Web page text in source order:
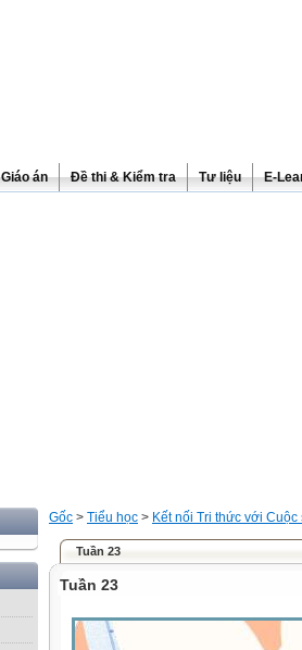
Giáo án Đề thi & Kiểm tra Tư liệu E-
Gốc > Tiểu học > Kết nối Tri thức với Cuộc
Tuần 23
Tuần 23